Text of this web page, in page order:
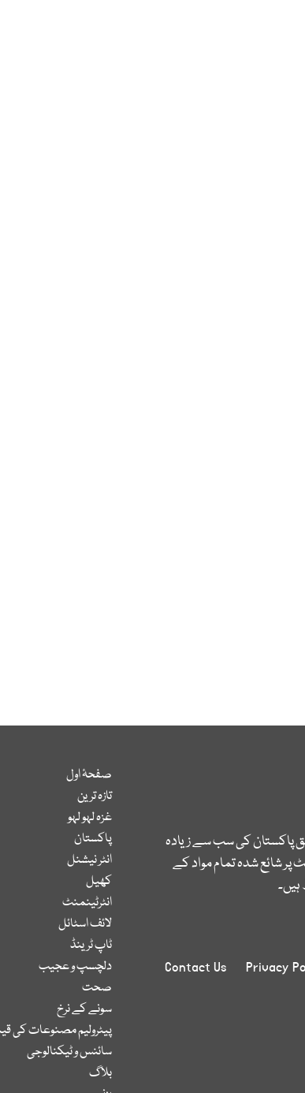
پاکستان کی سب سے زیادہ
شائع شدہ تمام مواد کے
Privacy
Contact Us
صفحۂ اول
تازہ ترین
غزہ لہو لہو
پاکستان
انٹر نیشنل
کھیل
انٹرٹینمنٹ
لائف اسٹائل
ٹاپ ٹرینڈ
دلچسپ و عجیب
صحت
سونے کے نرخ
پیٹرولیم مصنوعات کی
سائنس و ٹیکنالوجی
بلاگ